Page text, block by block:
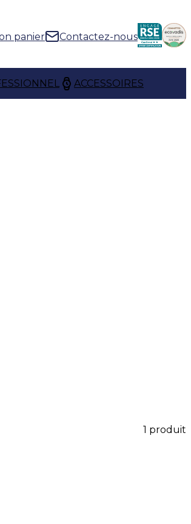
panier Contactez-nous
ACCESSOIRES
1 produit